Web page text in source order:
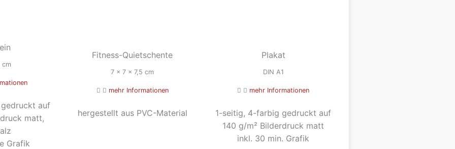
auf
matt,
Grafik
Fitness-Quietschente
7 x 7 x 7,5 cm
mehr Informationen
hergestellt aus PVC-Material
Plakat
DIN A1
mehr Informationen
1-seitig, 4-farbig gedruckt auf
140 g/m² Bilderdruck matt
inkl. 30 min. Grafik